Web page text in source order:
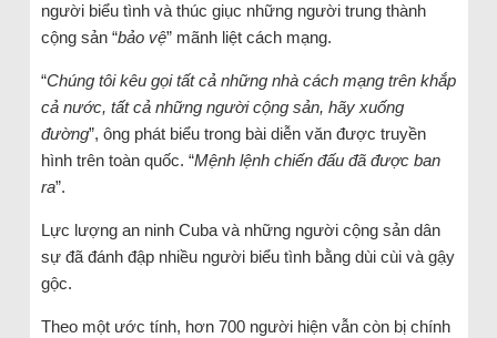
người biểu tình và thúc giục những người trung thành
cộng sản “bảo vệ” mãnh liệt cách mạng.
“Chúng tôi kêu gọi tất cả những nhà cách mạng trên khắp
cả nước, tất cả những người cộng sản, hãy xuống
đường”, ông phát biểu trong bài diễn văn được truyền
hình trên toàn quốc. “Mệnh lệnh chiến đấu đã được ban
ra”.
Lực lượng an ninh Cuba và những người cộng sản dân
sự đã đánh đập nhiều người biểu tình bằng dùi cùi và gậy
gộc.
Theo một ước tính, hơn 700 người hiện vẫn còn bị chính